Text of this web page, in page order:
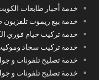
خدمة أحبار طابعات
خدمة بيع ريموت
خدمة تركيب خيام فوري
خدمة تركيب سجاد
خدمة تصليح تلفونات و
خدمة تصليح تلفونات و